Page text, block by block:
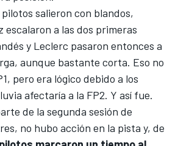
salieron con blandos,
escalaron a las dos primeras
y Leclerc pasaron entonces a
aunque bastante corta. Eso no
pero era lógico debido a los
afectaría a la FP2. Y así fue.
de la segunda sesión de
no hubo acción en la pista y, de